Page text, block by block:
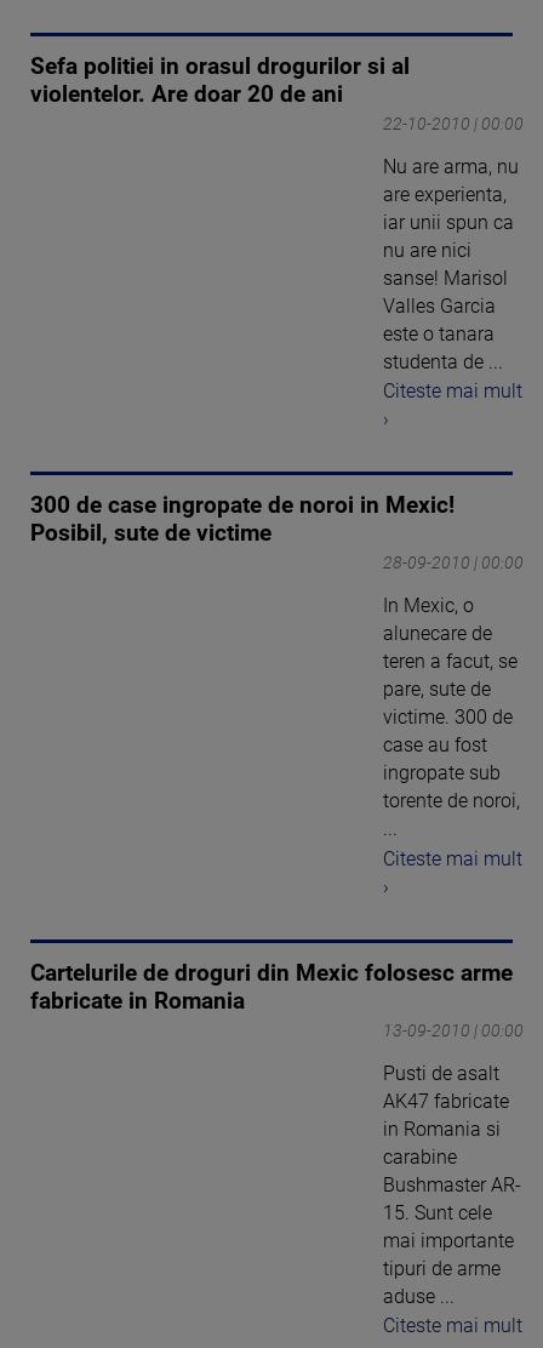
Sefa politiei in orasul drogurilor si al
violentelor. Are doar 20 de ani
22-10-2010 | 00:00
Nu are arma, nu
are experienta,
iar unii spun ca
nu are nici
sanse! Marisol
Valles Garcia
este o tanara
studenta de ...
Citeste mai mult
›
300 de case ingropate de noroi in Mexic!
Posibil, sute de victime
28-09-2010 | 00:00
In Mexic, o
alunecare de
teren a facut, se
pare, sute de
victime. 300 de
case au fost
ingropate sub
torente de noroi,
...
Citeste mai mult
›
Cartelurile de droguri din Mexic folosesc arme
fabricate in Romania
13-09-2010 | 00:00
Pusti de asalt
AK47 fabricate
in Romania si
carabine
Bushmaster AR-
15. Sunt cele
mai importante
tipuri de arme
aduse ...
Citeste mai mult